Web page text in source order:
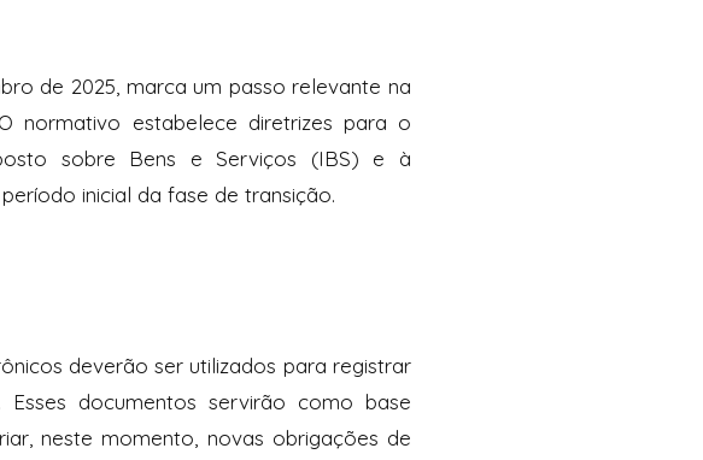
de 2025, marca um passo relevante na
normativo estabelece diretrizes para o
sobre Bens e Serviços (IBS) e à
inicial da fase de transição.
deverão ser utilizados para registrar
documentos servirão como base
neste momento, novas obrigações de